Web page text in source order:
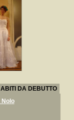
ABITI DA DEBUTTO
Nolo